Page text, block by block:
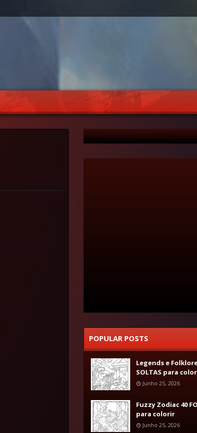
POPULAR POSTS
Legends e Folklore
SOLTAS para
Junho 25, 2026
Fuzzy Zodiac 40
para colorir
Junho 25, 2026